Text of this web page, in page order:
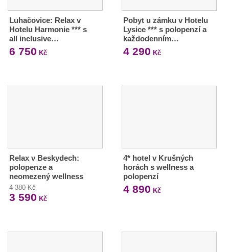
Luhačovice: Relax v
Hotelu Harmonie *** s
all inclusive…
6 750 Kč
Pobyt u zámku v Hotelu
Lysice *** s polopenzí a
každodenním…
4 290 Kč
Relax v Beskydech:
polopenze a
neomezený wellness
4 380 Kč
3 590 Kč
4* hotel v Krušných
horách s wellness a
polopenzí
4 890 Kč